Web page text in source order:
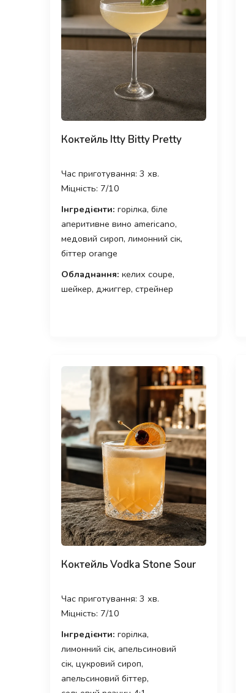
Коктейль Itty Bitty Pretty
Час приготування: 3 хв.
Міцність: 7/10
Інгредієнти: горілка, біле
аперитивне вино americano,
медовий сироп, лимонний сік,
біттер orange
Обладнання: келих coupe,
шейкер, джиггер, стрейнер
Коктейль Vodka Stone Sour
Час приготування: 3 хв.
Міцність: 7/10
Інгредієнти: горілка,
лимонний сік, апельсиновий
сік, цукровий сироп,
апельсиновий біттер,